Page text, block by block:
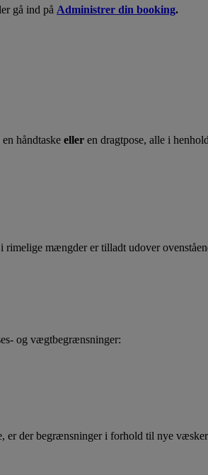
gå ind på Administrer din booking.
en håndtaske eller en dragtpose, alle i
mængder er tilladt udover
og vægtbegrænsninger:
er der begrænsninger i forhold til nye